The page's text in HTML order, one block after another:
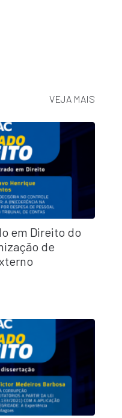
VEJA MAIS
em Direito do
de